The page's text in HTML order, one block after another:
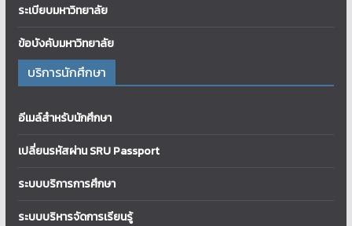
ระเบียบมหาวิทยาลัย
ข้อบังคับมหาวิทยาลัย
บริการนักศึกษา
อีเมล์สำหรับนักศึกษา
เปลี่ยนรหัสผ่าน SRU Passport
ระบบบริการการศึกษา
ระบบบริหารจัดการเรียนรู้